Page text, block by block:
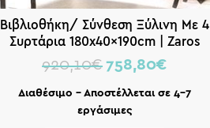
Βιβλιοθήκη/ Σύνθεση Ξύλινη Με 4
Συρτάρια 180x40x190cm | Zaros
920,10€ 758,80€
Διαθέσιμο – Αποστέλλεται σε 4-7
εργάσιμες